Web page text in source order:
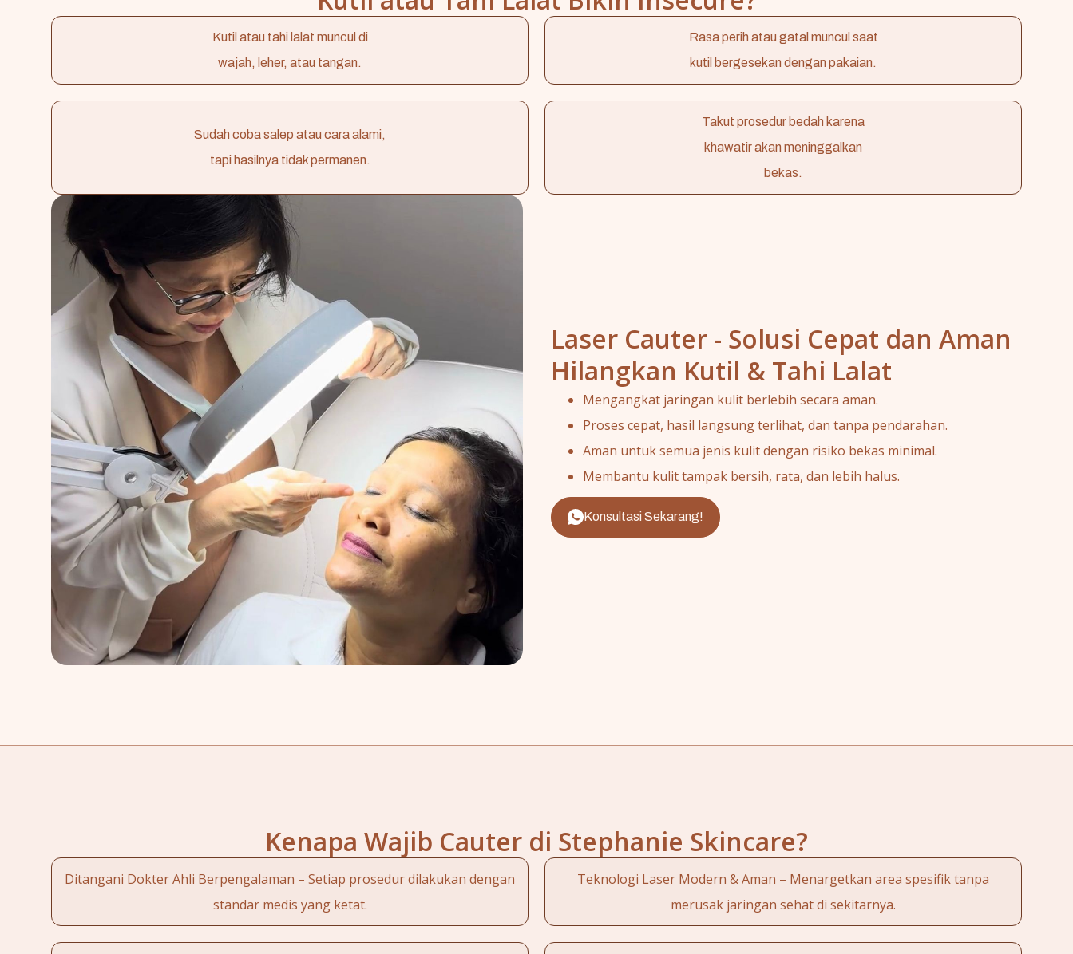
Kutil atau tahi lalat muncul di
wajah, leher, atau tangan.
Rasa perih atau gatal muncul saat
kutil bergesekan dengan pakaian.
Sudah coba salep atau cara alami,
tapi hasilnya tidak permanen.
Takut prosedur bedah karena
khawatir akan meninggalkan
bekas.
Laser Cauter - Solusi Cepat dan Aman
Hilangkan Kutil & Tahi Lalat
Mengangkat jaringan kulit berlebih secara aman.
Proses cepat, hasil langsung terlihat, dan tanpa pendarahan.
Aman untuk semua jenis kulit dengan risiko bekas minimal.
Membantu kulit tampak bersih, rata, dan lebih halus.
Konsultasi Sekarang!
Kenapa Wajib Cauter di Stephanie Skincare?
Ditangani Dokter Ahli Berpengalaman – Setiap prosedur dilakukan dengan
standar medis yang ketat.
Teknologi Laser Modern & Aman – Menargetkan area spesifik tanpa
merusak jaringan sehat di sekitarnya.